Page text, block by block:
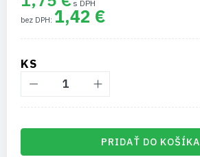
1,42 €
KS
PRIDAŤ DO KOŠÍKA